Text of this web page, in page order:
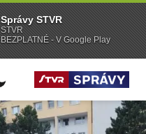
Správy STVR
STVR
BEZPLATNÉ - V Google Play